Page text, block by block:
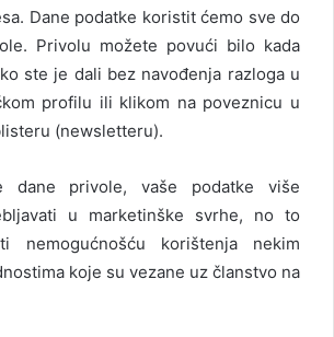
Dane podatke koristit ćemo sve do
Privolu možete povući bilo kada
ste je dali bez navođenja razloga u
profilu ili klikom na poveznicu u
(newsletteru).
dane privole, vaše podatke više
u marketinške svrhe, no to
nemogućnošću korištenja nekim
koje su vezane uz članstvo na